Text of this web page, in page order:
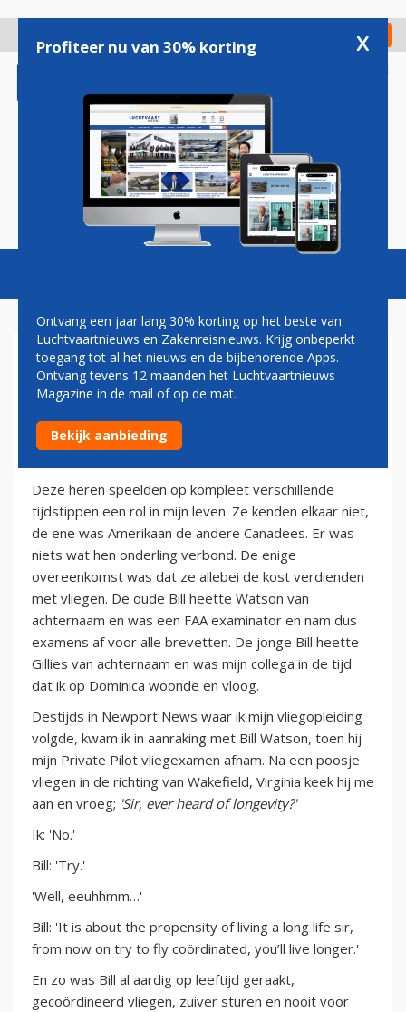
gaan
Check in
Magazine Podcasts Vacatures
HERMAN MATEBOER: BILL &
BILL
5 mei 2013
Deze heren speelden op kompleet verschillende
tijdstippen een rol in mijn leven. Ze kenden elkaar niet,
de ene was Amerikaan de andere Canadees. Er was
niets wat hen onderling verbond. De enige
overeenkomst was dat ze allebei de kost verdienden
met vliegen. De oude Bill heette Watson van
achternaam en was een FAA examinator en nam dus
examens af voor alle brevetten. De jonge Bill heette
Gillies van achternaam en was mijn collega in de tijd
dat ik op Dominica woonde en vloog.
Destijds in Newport News waar ik mijn vliegopleiding
volgde, kwam ik in aanraking met Bill Watson, toen hij
mijn Private Pilot vliegexamen afnam. Na een poosje
vliegen in de richting van Wakefield, Virginia keek hij me
aan en vroeg; 'Sir, ever heard of longevity?'
Ik: 'No.'
Bill: 'Try.'
'Well, eeuhhmm…'
Bill: 'It is about the propensity of living a long life sir,
from now on try to fly coördinated, you’ll live longer.'
En zo was Bill al aardig op leeftijd geraakt,
gecoördineerd vliegen, zuiver sturen en nooit voor
Profiteer nu van 30% korting x
Ontvang een jaar lang 30% korting op het beste van
Luchtvaartnieuws en Zakenreisnieuws. Krijg onbeperkt
toegang tot al het nieuws en de bijbehorende Apps.
Ontvang tevens 12 maanden het Luchtvaartnieuws
Magazine in de mail of op de mat.
Bekijk aanbieding